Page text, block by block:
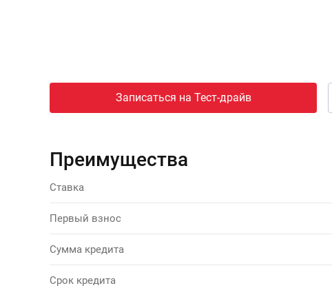
Записаться на Тест-драйв
Преимущества
Ставка
Первый взнос
Сумма кредита
Срок кредита